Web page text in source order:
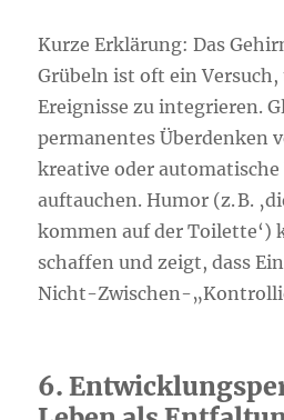
Kurze Erklärung: Das
Grübeln ist oft ein
Ereignisse zu integrieren.
permanentes Überdenken
kreative oder automatische
auftauchen. Humor (z. B.
kommen auf der Toilette‘)
schaffen und zeigt, dass
Nicht-Zwischen-
6.